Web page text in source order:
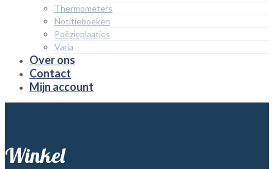
Thermometers
Notitieboeken
Poëzieplaatjes
Varia
Over ons
Contact
Mijn account
Winkel